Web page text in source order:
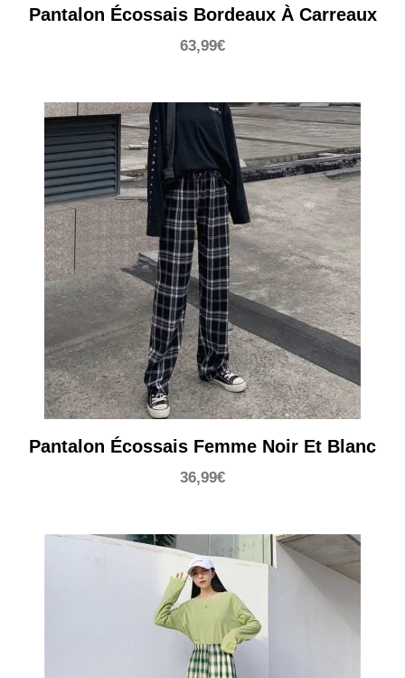
Pantalon Écossais Bordeaux À Carreaux
63,99€
Pantalon Écossais Femme Noir Et Blanc
36,99€